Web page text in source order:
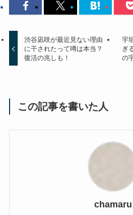
渋谷凪咲が最近見ない理由
に干されたって噂は本当？
復活の兆しも！
宇
ぎ
の
この記事を書いた人
chamaru